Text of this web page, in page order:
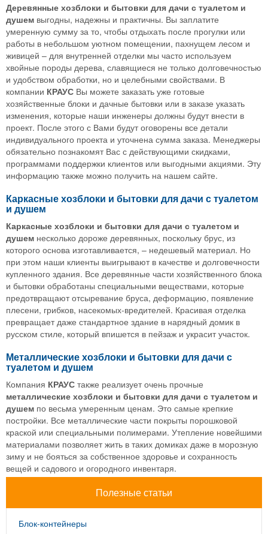
Деревянные хозблоки и бытовки для дачи с туалетом и
душем выгодны, надежны и практичны. Вы заплатите
умеренную сумму за то, чтобы отдыхать после прогулки или
работы в небольшом уютном помещении, пахнущем лесом и
живицей – для внутренней отделки мы часто используем
хвойные породы дерева, славящиеся не только долговечностью
и удобством обработки, но и целебными свойствами. В
компании КРАУС Вы можете заказать уже готовые
хозяйственные блоки и дачные бытовки или в заказе указать
изменения, которые наши инженеры должны будут внести в
проект. После этого с Вами будут оговорены все детали
индивидуального проекта и уточнена сумма заказа. Менеджеры
обязательно познакомят Вас с действующими скидками,
программами поддержки клиентов или выгодными акциями. Эту
информацию также можно получить на нашем сайте.
Каркасные хозблоки и бытовки для дачи с туалетом
и душем
Каркасные хозблоки и бытовки для дачи с туалетом и
душем несколько дороже деревянных, поскольку брус, из
которого основа изготавливается, – недешевый материал. Но
при этом наши клиенты выигрывают в качестве и долговечности
купленного здания. Все деревянные части хозяйственного блока
и бытовки обработаны специальными веществами, которые
предотвращают отсыревание бруса, деформацию, появление
плесени, грибков, насекомых-вредителей. Красивая отделка
превращает даже стандартное здание в нарядный домик в
русском стиле, который впишется в пейзаж и украсит участок.
Металлические хозблоки и бытовки для дачи с
туалетом и душем
Компания КРАУС также реализует очень прочные
металлические хозблоки и бытовки для дачи с туалетом и
душем по весьма умеренным ценам. Это самые крепкие
постройки. Все металлические части покрыты порошковой
краской или специальными полимерами. Утепление новейшими
материалами позволяет жить в таких домиках даже в морозную
зиму и не бояться за собственное здоровье и сохранность
вещей и садового и огородного инвентаря.
Полезные статьи
Блок-контейнеры